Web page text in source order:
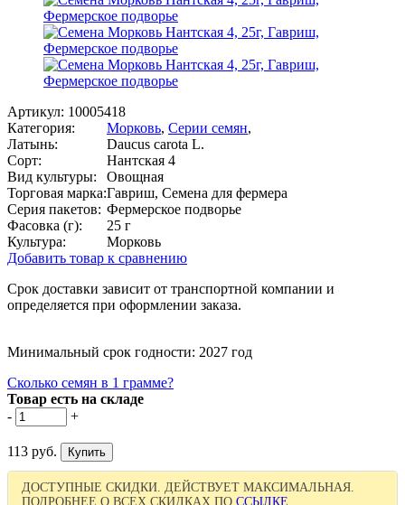
Артикул: 10005418
Категория:
Морковь, Серии семян,
Латынь:
Daucus carota L.
Сорт:
Нантская 4
Вид культуры:
Овощная
Торговая марка:Гавриш, Семена для фермера
Серия пакетов: Фермерское подворье
Фасовка (г):
25 г
Культура:
Морковь
Добавить товар к сравнению
Срок доставки зависит от транспортной компании и
определяется при оформлении заказа.
Минимальный срок годности: 2027 год
Сколько семян в 1 грамме?
Товар есть на складе
-
+
113 руб.
ДОСТУПНЫЕ СКИДКИ. ДЕЙСТВУЕТ МАКСИМАЛЬНАЯ.
ПОДРОБНЕЕ О ВСЕХ СКИДКАХ ПО ССЫЛКЕ